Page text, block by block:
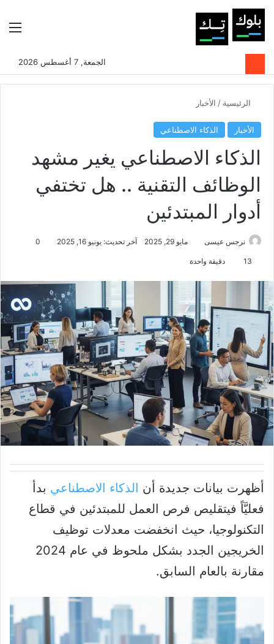
بحثالوضع
الجمعة, 7 أغسطس 2026
الرئيسية / الأخبار
الأخبار الذكاء الاصطناعي
الذكاء الاصطناعي يغير مشهد
الوظائف التقنية .. هل تختفي
أدوار المبتدئين
نرجس عيسى مايو 29, 2025 آخر تحديث: يونيو 16, 2025 0
13 دقيقة واحدة
أظهرت بيانات جديدة أن الذكاء الاصطناعي بدأ
فعليَّاً فيتقليص فرص العمل للمبتدئين في قطاع
التكنولوجيا، حيث انخفضت معدلات توظيف
الخريجين الجدد بشكل ملحوظ في عام 2024
مقارنة بالعام السابق.